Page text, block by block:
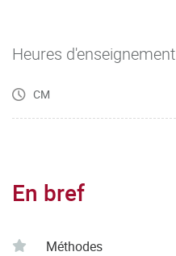
Heures d'enseignement
CM
En bref
Méthodes